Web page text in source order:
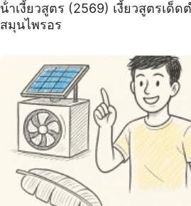
น้ําเงี้ยวสูตร (2569) เงี้ยวสูตรเด็
สมุนไพรอร